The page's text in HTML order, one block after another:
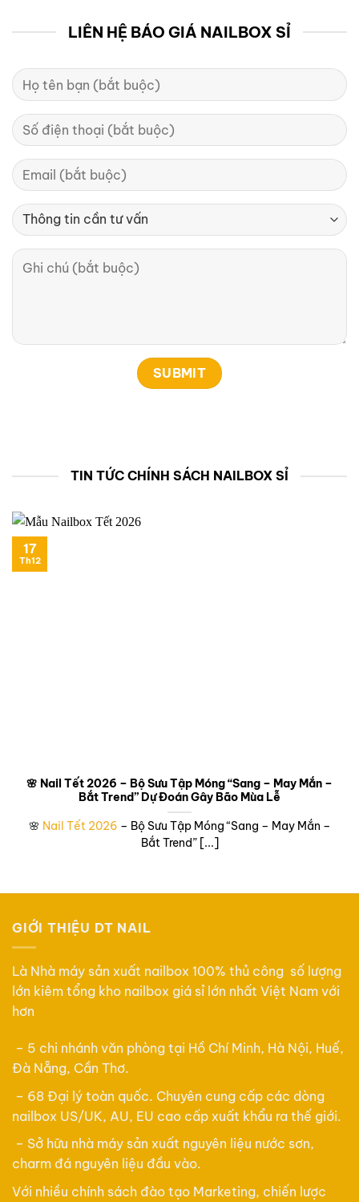
LIÊN HỆ BÁO GIÁ NAILBOX SỈ
TIN TỨC CHÍNH SÁCH NAILBOX SỈ
🌸 Nail Tết 2026 – Bộ Sưu Tập Móng “Sang – May Mắn –
Bắt Trend” Dự Đoán Gây Bão Mùa Lễ
🌸 Nail Tết 2026 – Bộ Sưu Tập Móng “Sang – May Mắn –
Bắt Trend” [...]
17
Th12
GIỚI THIỆU DT NAIL
Là Nhà máy sản xuất nailbox 100% thủ công số lượng
lớn kiêm tổng kho nailbox giá sỉ lớn nhất Việt Nam với
hơn
– 5 chi nhánh văn phòng tại Hồ Chí Minh, Hà Nội, Huế,
Đà Nẵng, Cần Thơ.
– 68 Đại lý toàn quốc. Chuyên cung cấp các dòng
nailbox US/UK, AU, EU cao cấp xuất khẩu ra thế giới.
– Sở hữu nhà máy sản xuất nguyên liệu nước sơn,
charm đá nguyên liệu đầu vào.
Với nhiều chính sách đào tạo Marketing, chiến lược